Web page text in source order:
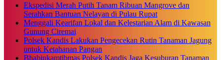
Ekspedisi Merah Putih Tanam Ribuan Mangrove dan
Serahkan Bantuan Nelayan di Pulau Rupat
Menggali Kearifan Lokal dan Kelestarian Alam di Kawasan
Gunung Ciremai
Polsek Kandis Lakukan Pengecekan Rutin Tanaman Jagung
untuk Ketahanan Pangan
Bhabinkamtibmas Polsek Kandis Jaga Kesuburan Tanaman